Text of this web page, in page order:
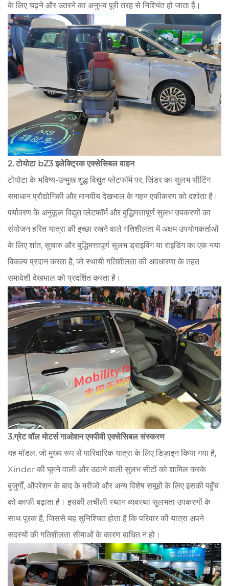
के लिए चढ़ने और उतरने का अनुभव पूरी तरह से निश्चिंत हो जाता है।
2. टोयोटा bZ3 इलेक्ट्रिक एक्सेसिबल वाहन
टोयोटा के भविष्य-उन्मुख शुद्ध विद्युत प्लेटफॉर्म पर, ज़िंडर का सुलभ सीटिंग
समाधान प्रौद्योगिकी और मानवीय देखभाल के गहन एकीकरण को दर्शाता है।
पर्यावरण के अनुकूल विद्युत प्लेटफॉर्म और बुद्धिमत्तापूर्ण सुलभ उपकरणों का
संयोजन हरित यात्रा की इच्छा रखने वाले गतिशीलता में अक्षम उपयोगकर्ताओं
के लिए शांत, सुचारु और बुद्धिमत्तापूर्ण सुलभ ड्राइविंग या राइडिंग का एक नया
विकल्प प्रदान करता है, जो स्थायी गतिशीलता की अवधारणा के तहत
समावेशी देखभाल को प्रदर्शित करता है।
3.ग्रेट वॉल मोटर्स गाओशन एमपीवी एक्सेसिबल संस्करण
यह मॉडल, जो मुख्य रूप से पारिवारिक यात्रा के लिए डिज़ाइन किया गया है,
Xinder की घूमने वाली और उठाने वाली सुलभ सीटों को शामिल करके
बुजुर्गों, ऑपरेशन के बाद के मरीजों और अन्य विशेष समूहों के लिए इसकी पहुँच
को काफी बढ़ाता है। इसकी लचीली स्थान व्यवस्था सुलभता उपकरणों के
साथ पूरक है, जिससे यह सुनिश्चित होता है कि परिवार की यात्रा अपने
सदस्यों की गतिशीलता सीमाओं के कारण बाधित न हो।